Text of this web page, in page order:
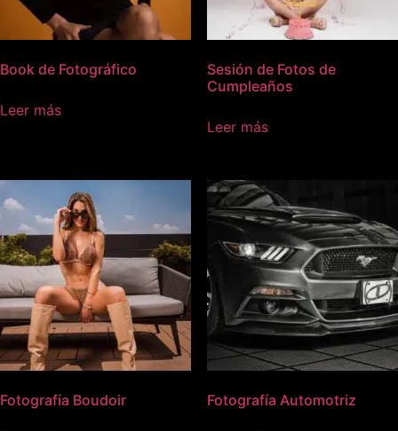
Book de Fotográfico
Leer más
Sesión de Fotos de
Cumpleaños
Leer más
Fotografía Boudoir Fotografía Automotriz